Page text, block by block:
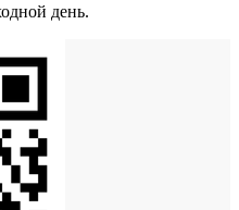
день.